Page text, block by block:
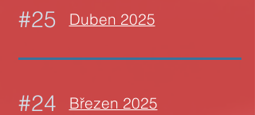
#25 Duben 2025
#24 Březen 2025